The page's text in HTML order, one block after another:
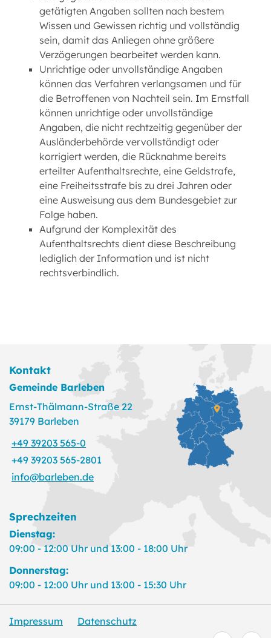
getätigten Angaben sollten nach bestem
Wissen und Gewissen richtig und vollständig
sein, damit das Anliegen ohne größere
Verzögerungen bearbeitet werden kann.
Unrichtige oder unvollständige Angaben
können das Verfahren verlangsamen und für
die Betroffenen von Nachteil sein. Im Ernstfall
können unrichtige oder unvollständige
Angaben, die nicht rechtzeitig gegenüber der
Ausländerbehörde vervollständigt oder
korrigiert werden, die Rücknahme bereits
erteilter Aufenthaltsrechte, eine Geldstrafe,
eine Freiheitsstrafe bis zu drei Jahren oder
eine Ausweisung aus dem Bundesgebiet zur
Folge haben.
Aufgrund der Komplexität des
Aufenthaltsrechts dient diese Beschreibung
lediglich der Information und ist nicht
rechtsverbindlich.
Kontakt
Gemeinde Barleben
Ernst-Thälmann-Straße 22
39179 Barleben
+49 39203 565-0
+49 39203 565-2801
info@barleben.de
Sprechzeiten
Dienstag:
09:00 - 12:00 Uhr und 13:00 - 18:00 Uhr
Donnerstag:
09:00 - 12:00 Uhr und 13:00 - 15:30 Uhr
Impressum Datenschutz